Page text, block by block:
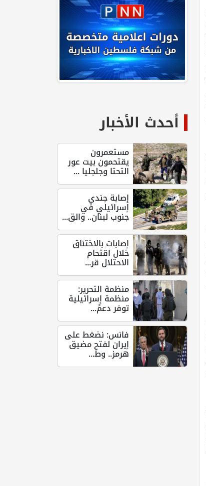
أحدث الأخبار
مستعمرون
يقتحمون بيت عور
التحتا وجلجليا ...
إصابة جندي
إسرائيلي في
جنوب لبنان.. والق...
إصابات بالاختناق
خلال اقتحام
الاحتلال قر...
منظمة التحرير:
منظمة إسرائيلية
توفر دعمً...
فانس: نضغط على
إيران لفتح مضيق
هرمز.. وط...